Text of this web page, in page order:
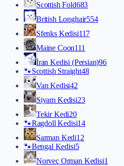
Scottish Fold683
British Longhair554
Sfenks Kedisi117
Maine Coon111
İran Kedisi (Persian)96
🐾Scottish Straight48
Van Kedisi42
Siyam Kedisi23
Tekir Kedi20
🐾Ragdoll Kedisi14
Sarman Kedi12
🐾Bengal Kedisi5
Norveç Orman Kedisi1